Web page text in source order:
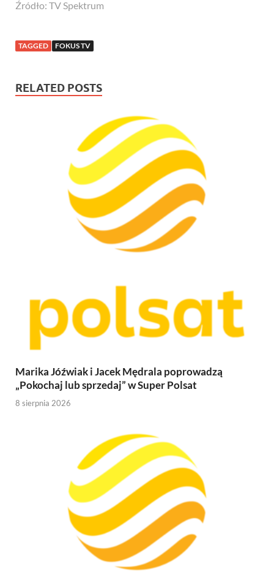
Źródło: TV Spektrum
TAGGED FOKUS TV
RELATED POSTS
Marika Jóźwiak i Jacek Mędrala poprowadzą
„Pokochaj lub sprzedaj” w Super Polsat
8 sierpnia 2026